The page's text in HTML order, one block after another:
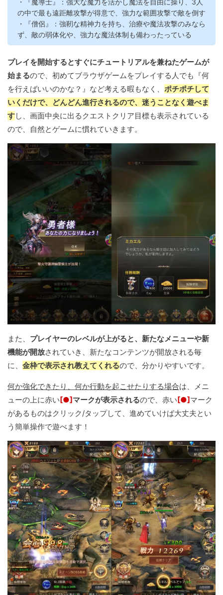
の中で最も遠距離攻撃が得意で、強力な範囲攻撃で敵を倒す
・『僧侶』：強靭な精神力を持ち、治療や魔法攻撃のみなら
ず、敵の弱体化や、強力な魔法体制も備わったっている
プレイを開始するとすぐにチュートリアルを兼ねたゲームが
始まるので、初めてブラウザゲームをプレイする人でも『何
を行えばいいのかな？』など考える暇もなく、 ポチポチして
いくだけで、どんどん進行されるので、迷うことなく遊べま
すし、画面中央に出るクエストクリア目標も表示されている
ので、自然とゲームに慣れていきます。
また、 プレイヤーのレベルが上がると、新たなメニューや新
機能が開放されていき、新たなコンテンツが開放される毎
に、 金枠で表示され教えてくれるので、分かりやすいです。
何か強化できたり、何か行動を起こせたりする場合は、メニ
ューの上に赤い [●] マークが表示されるので、赤い [●] マーク
があるものはクリック/タップして、進めていけば大丈夫とい
う簡単操作で遊べます！